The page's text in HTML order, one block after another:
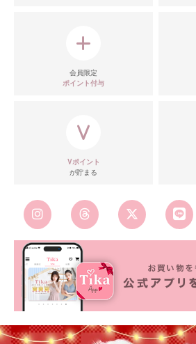
会員限定
ポイント付与
Vポイント
が貯まる